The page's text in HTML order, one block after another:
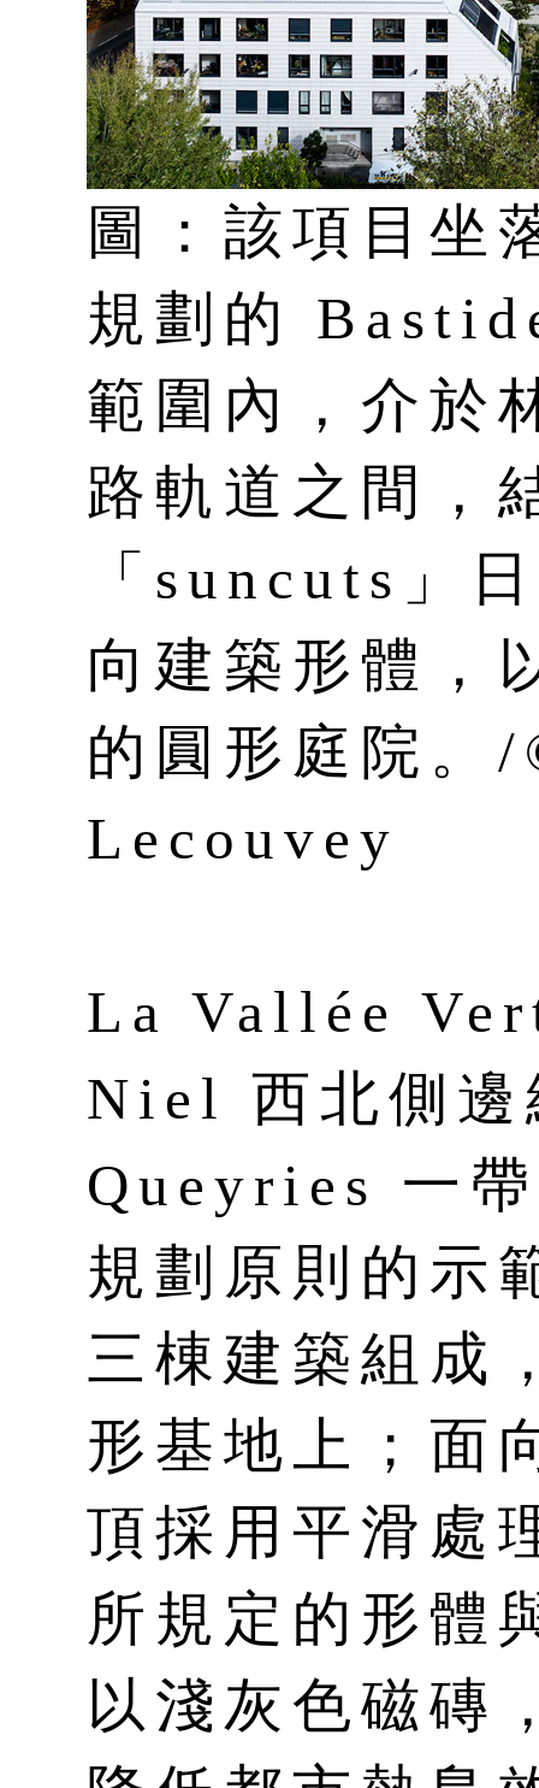
圖：該項目坐
規劃的
範圍內，介於
路軌道之間，
「suncuts」
向建築形體，
的圓形庭院
Lecouvey
La Vallée
Niel 西北側
Queyries 一
規劃原則的示
三棟建築組成
形基地上；面
頂採用平滑處
所規定的形體
以淺灰色磁磚